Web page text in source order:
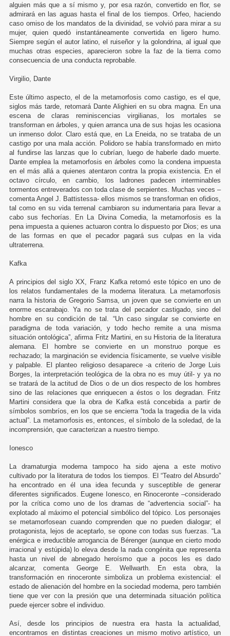
alguien más que a sí mismo y, por esa razón, convertido en flor, se
admirará en las aguas hasta el final de los tiempos. Orfeo, haciendo
caso omiso de los mandatos de la divinidad, se volvió para mirar a su
mujer, quien quedó instantáneamente convertida en ligero humo.
Siempre según el autor latino, el ruiseñor y la golondrina, al igual que
muchas otras especies, aparecieron sobre la faz de la tierra como
consecuencia de una conducta reprobable.
Virgilio, Dante
Este último aspecto, el de la metamorfosis como castigo, es el que,
siglos más tarde, retomará Dante Alighieri en su obra magna. En una
escena de claras reminiscencias virgilianas, los mortales se
transforman en árboles, y quien arranca una de sus hojas les ocasiona
un inmenso dolor. Claro está que, en La Eneida, no se trataba de un
castigo por una mala acción. Polidoro se había transformado en mirto
al fundirse las lanzas que lo cubrían, luego de haberle dado muerte.
Dante emplea la metamorfosis en árboles como la condena impuesta
en el más allá a quienes atentaron contra la propia existencia. En el
octavo círculo, en cambio, los ladrones padecen interminables
tormentos entreverados con toda clase de serpientes. Muchas veces –
comenta Angel J. Battistessa- ellos mismos se transforman en ofidios,
tal como en su vida terrenal cambiaron su indumentaria para llevar a
cabo sus fechorías. En La Divina Comedia, la metamorfosis es la
pena impuesta a quienes actuaron contra lo dispuesto por Dios; es una
de las formas en que el pecador pagará sus culpas en la vida
ultraterrena.
Kafka
A principios del siglo XX, Franz Kafka retomó este tópico en uno de
los relatos fundamentales de la moderna literatura. La metamorfosis
narra la historia de Gregorio Samsa, un joven que se convierte en un
enorme escarabajo. Ya no se trata del pecador castigado, sino del
hombre en su condición de tal. “Un caso singular se convierte en
paradigma de toda variación, y todo hecho remite a una misma
situación ontológica”, afirma Fritz Martini, en su Historia de la literatura
alemana. El hombre se convierte en un monstruo porque es
rechazado; la marginación se evidencia físicamente, se vuelve visible
y palpable. El planteo religioso desaparece -a criterio de Jorge Luis
Borges, la interpretación teológica de la obra no es muy útil- y ya no
se tratará de la actitud de Dios o de un dios respecto de los hombres
sino de las relaciones que enriquecen a éstos o los degradan. Fritz
Martini considera que la obra de Kafka está concebida a partir de
símbolos sombríos, en los que se encierra “toda la tragedia de la vida
actual”. La metamorfosis es, entonces, el símbolo de la soledad, de la
incomprensión, que caracterizan a nuestro tiempo.
Ionesco
La dramaturgia moderna tampoco ha sido ajena a este motivo
cultivado por la literatura de todos los tiempos. El “Teatro del Absurdo”
ha encontrado en él una idea fecunda y susceptible de generar
diferentes significados. Eugene Ionesco, en Rinoceronte –considerado
por la crítica como uno de los dramas de “advertencia social”- ha
explotado al máximo el potencial simbólico del tópico. Los personajes
se metamorfosean cuando comprenden que no pueden dialogar; el
protagonista, lejos de aceptarlo, se opone con todas sus fuerzas. “La
enérgica e irreductible arrogancia de Bérenger (aunque en cierto modo
irracional y estúpida) lo eleva desde la nada congénita que representa
hasta un nivel de abnegado heroísmo que a pocos les es dado
alcanzar, comenta George E. Wellwarth. En esta obra, la
transformación en rinoceronte simboliza un problema existencial: el
estado de alienación del hombre en la sociedad moderna, pero también
tiene que ver con la presión que una determinada situación política
puede ejercer sobre el individuo.
Así, desde los principios de nuestra era hasta la actualidad,
encontramos en distintas creaciones un mismo motivo artístico, un
trabajos